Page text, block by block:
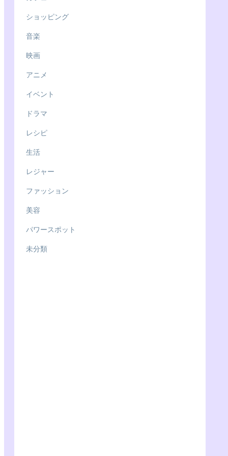
ショッピング
音楽
映画
アニメ
イベント
ドラマ
レシピ
生活
レジャー
ファッション
美容
パワースポット
未分類